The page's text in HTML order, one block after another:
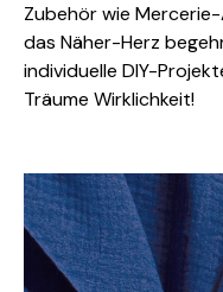
Zubehör wie
das Näher-Herz
individuelle DIY-
Träume Wirklichkeit!